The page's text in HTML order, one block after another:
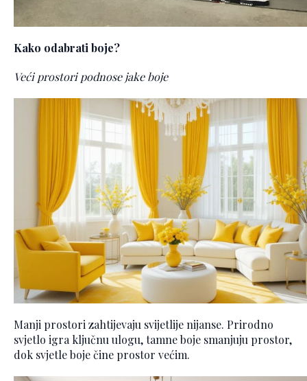
Kako odabrati boje?
Veći prostori podnose jake boje
Manji prostori zahtijevaju svijetlije nijanse. Prirodno
svjetlo igra ključnu ulogu, tamne boje smanjuju prostor,
dok svjetle boje čine prostor većim.